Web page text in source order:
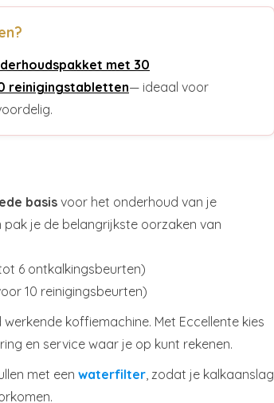
met 30
reinigingstabletten— ideaal voor
basis voor het onderhoud van je
je de belangrijkste oorzaken van
6 ontkalkingsbeurten)
10 reinigingsbeurten)
koffiemachine. Met Eccellente kies
en service waar je op kunt rekenen.
met een waterfilter, zodat je kalkaanslag